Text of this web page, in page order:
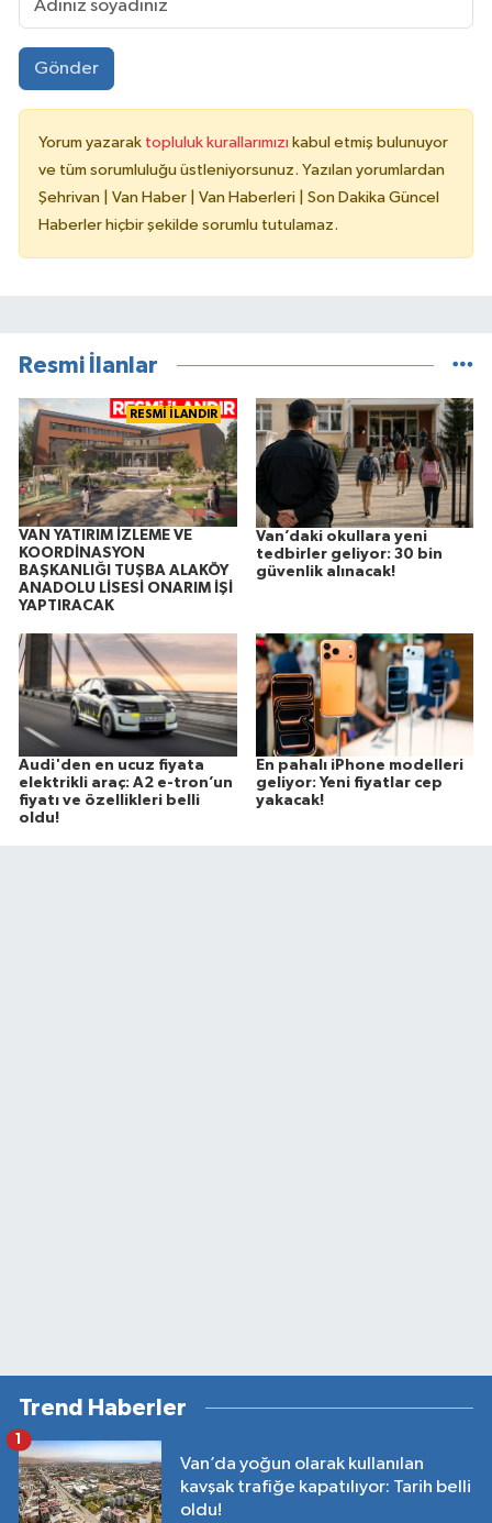
Gönder
Yorum yazarak topluluk kurallarımızı kabul etmiş bulunuyor
ve tüm sorumluluğu üstleniyorsunuz. Yazılan yorumlardan
Şehrivan | Van Haber | Van Haberleri | Son Dakika Güncel
Haberler hiçbir şekilde sorumlu tutulamaz.
Resmi İlanlar
RESMİ İLANDIR
VAN YATIRIM İZLEME VE
KOORDİNASYON
BAŞKANLIĞI TUŞBA ALAKÖY
ANADOLU LİSESİ ONARIM İŞİ
YAPTIRACAK
Van’daki okullara yeni
tedbirler geliyor: 30 bin
güvenlik alınacak!
Audi'den en ucuz fiyata
elektrikli araç: A2 e-tron’un
fiyatı ve özellikleri belli
oldu!
En pahalı iPhone modelleri
geliyor: Yeni fiyatlar cep
yakacak!
Trend Haberler
Van’da yoğun olarak kullanılan
kavşak trafiğe kapatılıyor: Tarih belli
oldu!
1